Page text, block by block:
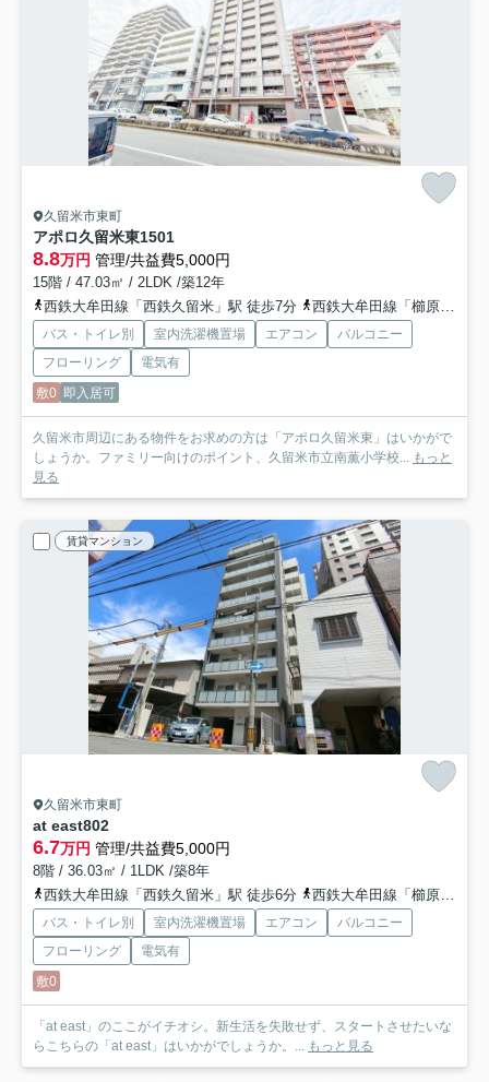
久留米市東町
アポロ久留米東1501
8.8万円 管理/共益費5,000円
15階 / 47.03㎡ / 2LDK /築12年
西鉄大牟田線「西鉄久留米」駅 徒歩7分
西鉄大牟田線「櫛原」駅 徒歩9分
バス・トイレ別 室内洗濯機置場 エアコン
バルコニー
フローリング
電気有
敷0 即入居可
久留米市周辺にある物件をお求めの方は「アポロ久留米東」はいかがで
しょうか。ファミリー向けのポイント、久留米市立南薫小学校... もっと
見る
賃貸マンション
久留米市東町
at east802
6.7万円 管理/共益費5,000円
8階 / 36.03㎡ / 1LDK /築8年
西鉄大牟田線「西鉄久留米」駅 徒歩6分
西鉄大牟田線「櫛原」駅 徒歩13分
バス・トイレ別 室内洗濯機置場 エアコン
バルコニー
フローリング
電気有
敷0
「at east」のここがイチオシ。新生活を失敗せず、スタートさせたいな
らこちらの「at east」はいかがでしょうか。... もっと見る